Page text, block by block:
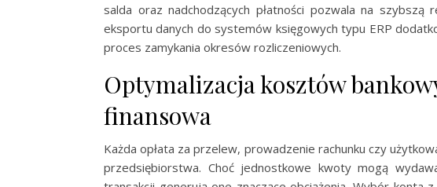
salda oraz nadchodzących płatności pozwala na szybszą
eksportu danych do systemów księgowych typu ERP
proces zamykania okresów rozliczeniowych.
Optymalizacja kosztów
finansowa
Każda opłata za przelew, prowadzenie rachunku czy
przedsiębiorstwa. Choć jednostkowe kwoty mogą